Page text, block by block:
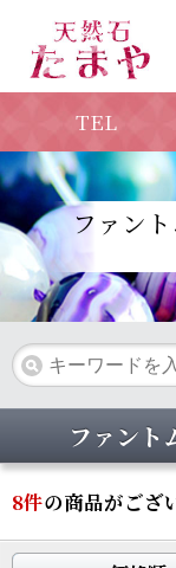
TEL
ファン
ファント
8件の商品がござ